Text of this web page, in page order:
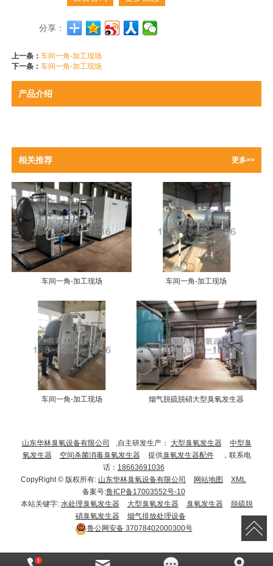
分享：
上一条：车间一角-加工现场
下一条：车间一角-加工现场
产品介绍
相关推荐 更多>>
车间一角-加工现场 车间一角-加工现场
车间一角-加工现场 烟气脱硫脱硝大型臭氧发生器
山东华林臭氧设备有限公司 ,自主研发生产： 大型臭氧发生器
中型臭
氧发生器
空间杀菌消毒臭氧发生器 提供臭氧发生器配件
，联系电
话： 18663691036
CopyRight © 版权所有: 山东华林臭氧设备有限公司 网站地图
XML
备案号:鲁ICP备17003552号-10
本站关键字: 水处理臭氧发生器 大型臭氧发生器 臭氧发生器
脱硫脱
硝臭氧发生器
烟气排放处理设备
鲁公网安备37078402000300号